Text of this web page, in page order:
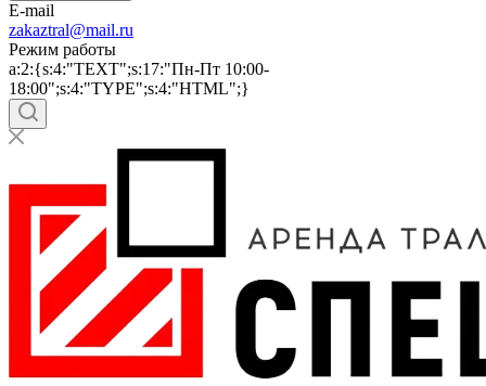
E-mail
zakaztral@mail.ru
Режим работы
a:2:{s:4:"TEXT";s:17:"Пн-Пт 10:00-
18:00";s:4:"TYPE";s:4:"HTML";}